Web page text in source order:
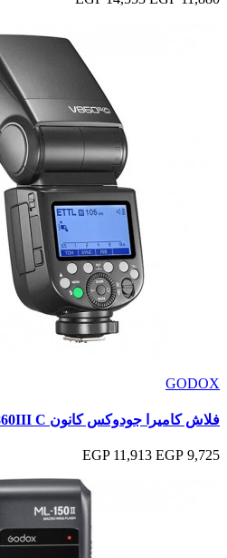
GODOX
فلاش كاميرا جودوكس كانون V860III C
9,725 EGP
11,913 EGP